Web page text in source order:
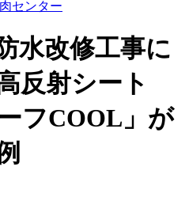
センター
水改修工事に
反射シート
フCOOL」が